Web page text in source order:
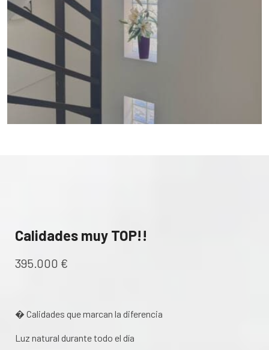
Calidades muy TOP!!
395.000 €
� Calidades que marcan la diferencia
Luz natural durante todo el día